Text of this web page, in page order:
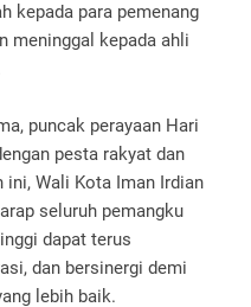
kepada para pemenang
meninggal kepada ahli
puncak perayaan Hari
pesta rakyat dan
ini, Wali Kota Iman Irdian
seluruh pemangku
dapat terus
dan bersinergi demi
lebih baik.